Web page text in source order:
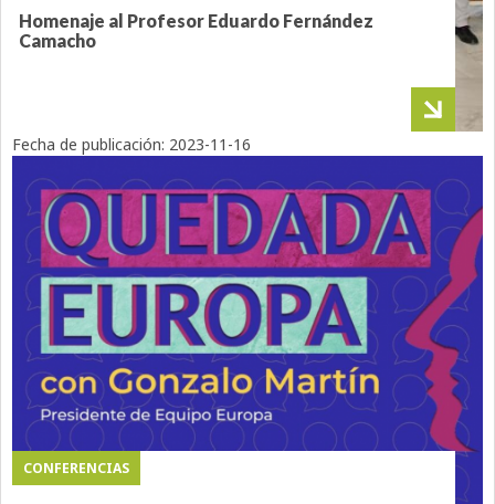
Homenaje al Profesor Eduardo Fernández
Camacho
CONFERENCIAS
Fecha de publicación: 2023-11-16